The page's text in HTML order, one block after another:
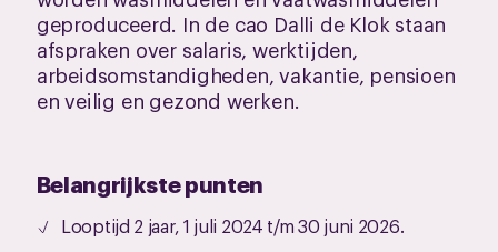
geproduceerd. In de cao Dalli de Klok staan
afspraken over salaris, werktijden,
arbeidsomstandigheden, vakantie, pensioen
en veilig en gezond werken.
Belangrijkste punten
Looptijd 2 jaar, 1 juli 2024 t/m 30 juni 2026.